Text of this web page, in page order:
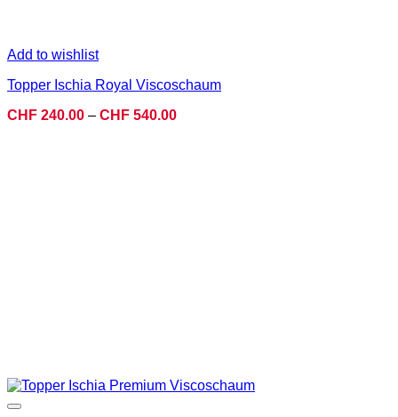
Add to wishlist
Topper Ischia Royal Viscoschaum
CHF 240.00 – CHF 540.00Preisspanne: